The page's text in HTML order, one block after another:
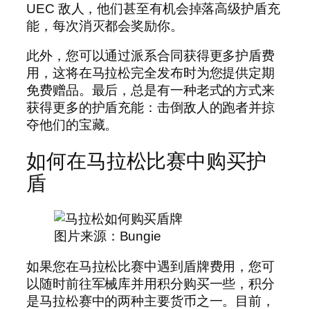
UEC 敌人，他们甚至有机会掉落高级护盾充
能，每次消灭都会奖励你。
此外，您可以通过派系合同获得更多护盾费
用，这将在马拉松完全发布时为您提供定期
免费赠品。最后，总是有一种老式的方式来
获得更多的护盾充能：击倒敌人的跑者并掠
夺他们的宝藏。
如何在马拉松比赛中购买护
盾
图片来源：Bungie
如果您在马拉松比赛中遇到盾牌费用，您可
以随时前往军械库并用积分购买一些，积分
是马拉松赛中的两种主要货币之一。目前，